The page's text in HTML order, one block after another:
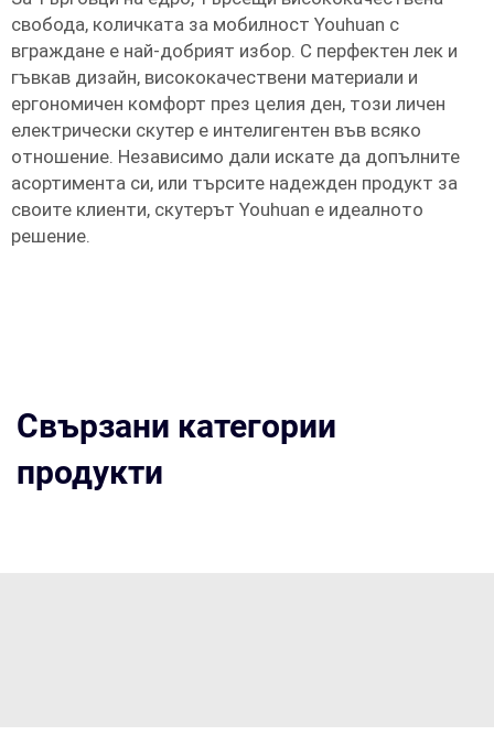
свобода, количката за мобилност Youhuan с
вграждане е най-добрият избор. С перфектен лек и
гъвкав дизайн, висококачествени материали и
ергономичен комфорт през целия ден, този личен
електрически скутер е интелигентен във всяко
отношение. Независимо дали искате да допълните
асортимента си, или търсите надежден продукт за
своите клиенти, скутерът Youhuan е идеалното
решение.
Свързани категории
продукти